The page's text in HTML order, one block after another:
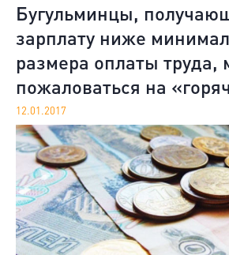
Бугульминцы,
зарплату ниже
размера оплаты труда,
пожаловаться на
12.01.2017